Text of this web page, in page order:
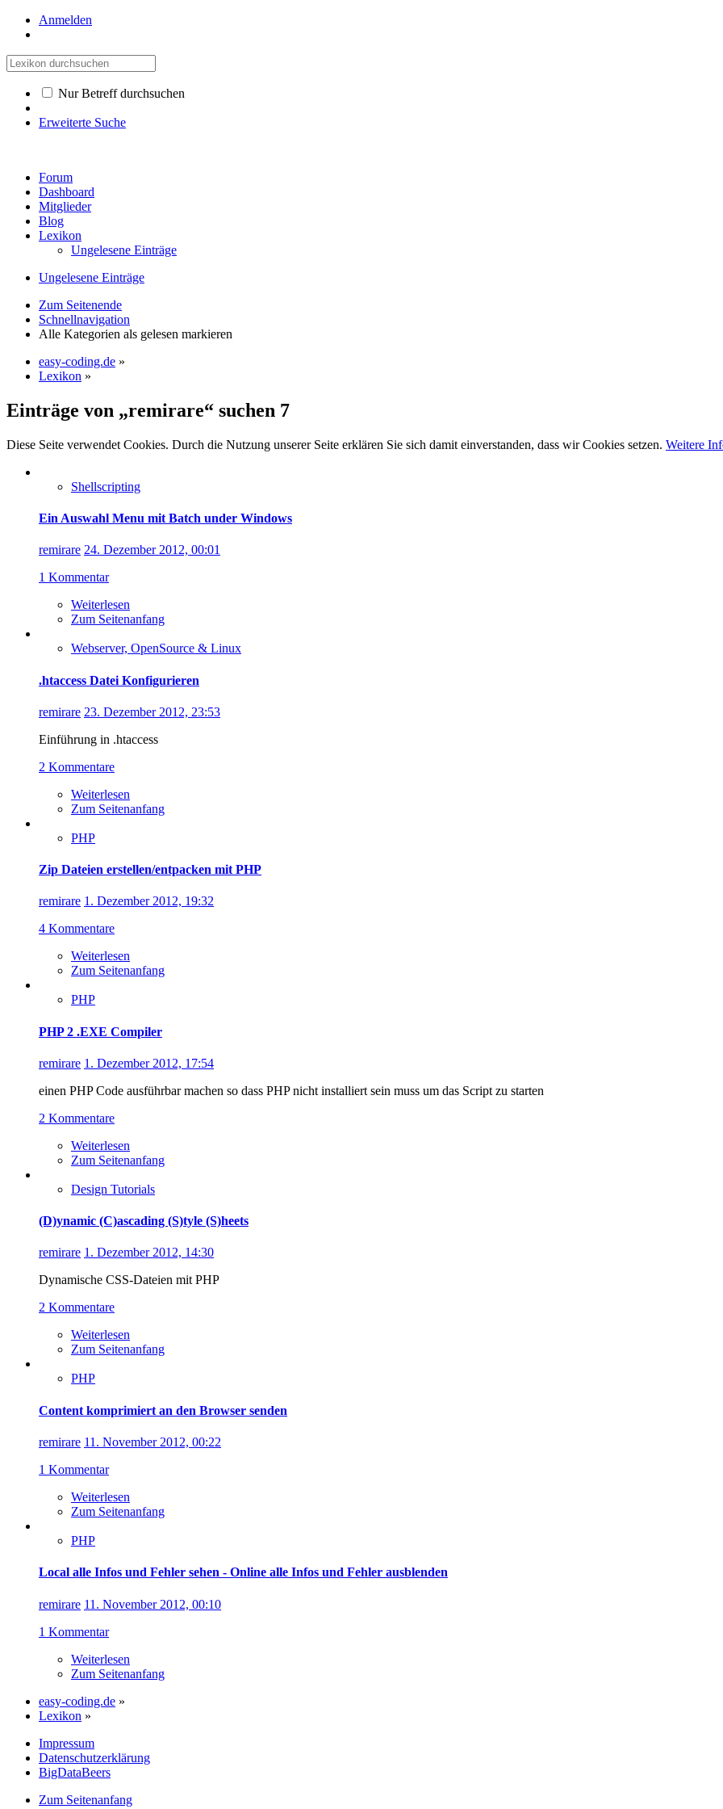
Anmelden
Nur Betreff durchsuchen
Erweiterte Suche
Forum
Dashboard
Mitglieder
Blog
Lexikon
Ungelesene Einträge
Ungelesene Einträge
Zum Seitenende
Schnellnavigation
Alle Kategorien als gelesen markieren
easy-coding.de »
Lexikon »
Einträge von „remirare“ suchen 7
Diese Seite verwendet Cookies. Durch die Nutzung unserer Seite erklären Sie sich damit einverstanden, dass wir Cookies setzen. Weitere
Shellscripting
Ein Auswahl Menu mit Batch under Windows
remirare 24. Dezember 2012, 00:01
1 Kommentar
Weiterlesen
Zum Seitenanfang
Webserver, OpenSource & Linux
.htaccess Datei Konfigurieren
remirare 23. Dezember 2012, 23:53
Einführung in .htaccess
2 Kommentare
Weiterlesen
Zum Seitenanfang
PHP
Zip Dateien erstellen/entpacken mit PHP
remirare 1. Dezember 2012, 19:32
4 Kommentare
Weiterlesen
Zum Seitenanfang
PHP
PHP 2 .EXE Compiler
remirare 1. Dezember 2012, 17:54
einen PHP Code ausführbar machen so dass PHP nicht installiert sein muss um das Script zu starten
2 Kommentare
Weiterlesen
Zum Seitenanfang
Design Tutorials
(D)ynamic (C)ascading (S)tyle (S)heets
remirare 1. Dezember 2012, 14:30
Dynamische CSS-Dateien mit PHP
2 Kommentare
Weiterlesen
Zum Seitenanfang
PHP
Content komprimiert an den Browser senden
remirare 11. November 2012, 00:22
1 Kommentar
Weiterlesen
Zum Seitenanfang
PHP
Local alle Infos und Fehler sehen - Online alle Infos und Fehler ausblenden
remirare 11. November 2012, 00:10
1 Kommentar
Weiterlesen
Zum Seitenanfang
easy-coding.de »
Lexikon »
Impressum
Datenschutzerklärung
BigDataBeers
Zum Seitenanfang